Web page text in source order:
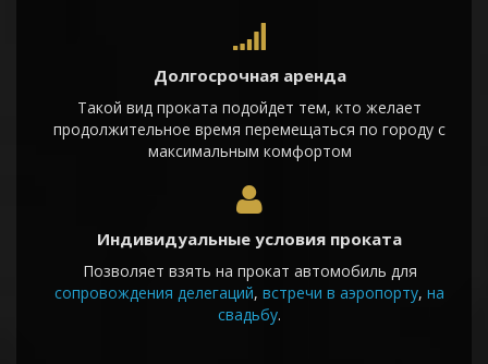
Долгосрочная аренда
Такой вид проката подойдет тем, кто желает
продолжительное время перемещаться по городу с
максимальным комфортом
Индивидуальные условия проката
Позволяет взять на прокат автомобиль для
сопровождения делегаций, встречи в аэропорту, на
свадьбу.